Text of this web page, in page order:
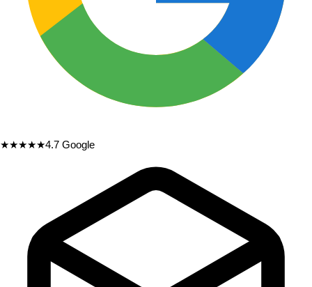
★★★★★4.7 Google